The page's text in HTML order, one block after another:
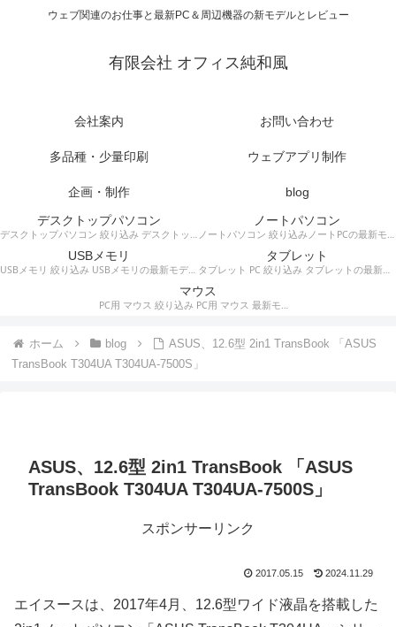
ウェブ関連のお仕事と最新PC＆周辺機器の新モデルとレビュー
有限会社 オフィス純和風
会社案内 お問い合わせ
多品種・少量印刷 ウェブアプリ制作
企画・制作
blog
デスクトップパソコン
デスクトップパソコン 絞り込み デスクトップPCの最新モデルやスペック・仕様に関する情報。
ノートパソコン
ノートパソコン 絞り込みノートPCの最新モデルやスペック・仕様に関する情報。
USBメモリ
USBメモリ 絞り込み USBメモリの最新モデルやスペック・仕様に関する情報。
タブレット
タブレット PC 絞り込み タブレットの最新モデルやスペック・仕様に関する情報。
マウス
PC用 マウス 絞り込み PC用 マウス 最新モデルやスペック・仕様に関する情報。ワイヤレスマウス、有線マウス、接続タイプなど。
ホーム blog
ASUS、12.6型 2in1 TransBook 「ASUS
TransBook T304UA T304UA-7500S」
ASUS、12.6型 2in1 TransBook 「ASUS
TransBook T304UA T304UA-7500S」
スポンサーリンク
2017.05.15 2024.11.29
エイスースは、2017年4月、12.6型ワイド液晶を搭載した